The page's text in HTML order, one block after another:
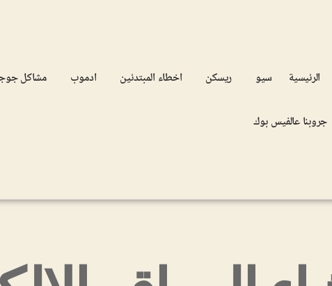
الرئيسية سيو ريسكن اخطاء المبتدئين ادموب مشاكل
جروبنا عالفيس بوك